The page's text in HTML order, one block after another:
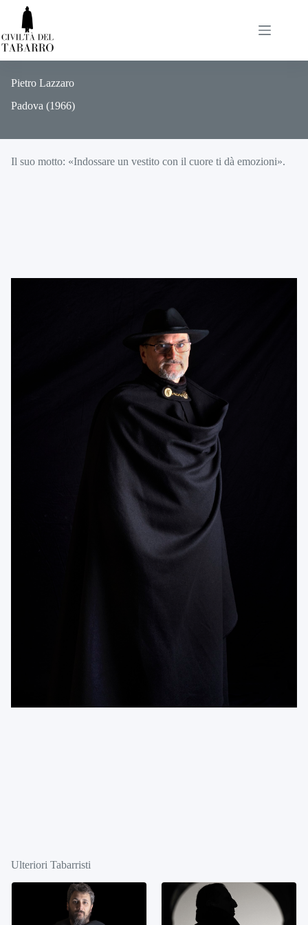
contenuto
Pietro Lazzaro
Padova (1966)
Il suo motto: «Indossare un vestito con il cuore ti dà emozioni».
Ulteriori Tabarristi